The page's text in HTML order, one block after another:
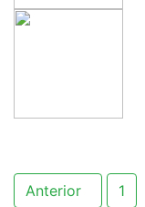
Anterior 1